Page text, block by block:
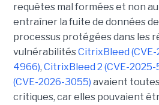
requêtes mal formées et non
entraîner la fuite de données
processus protégées dans les
vulnérabilitésCitrixBleed
4966), CitrixBleed 2 (CVE-2025-
(CVE-2026-3055) avaient
critiques, car elles pouvaient